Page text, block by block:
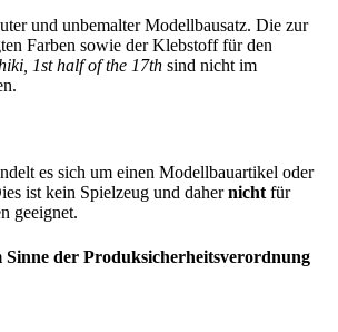
und unbemalter Modellbausatz. Die zur
Farben sowie der Klebstoff für den
1st half of the 17th sind nicht im
es sich um einen Modellbauartikel oder
ist kein Spielzeug und dahernicht für
geeignet.
der Produksicherheitsverordnung